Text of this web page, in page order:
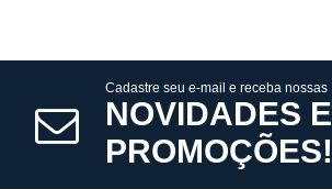
Cadastre seu e-mail e receba nossas
NOVIDADES E
PROMOÇÕES!